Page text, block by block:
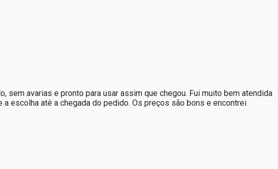
sem avarias e pronto para usar assim que chegou. Fui muito bem atendida
escolha até a chegada do pedido. Os preços são bons e encontrei